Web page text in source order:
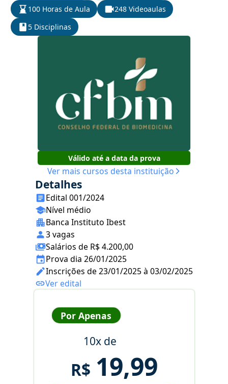
100 Horas de Aula
248 Videoaulas
5 Disciplinas
Válido até a data da prova
Ver mais cursos desta instituição
Detalhes
Edital 001/2024
Nível médio
Banca Instituto Ibest
3 vagas
Salários de R$ 4.200,00
Prova dia 26/01/2025
Inscrições de 23/01/2025 à 03/02/2025
Ver edital
Por Apenas
10x de
R$ 19,99